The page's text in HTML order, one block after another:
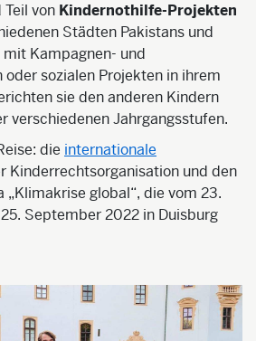
von Kindernothilfe-Projekten
Städten Pakistans und
mit Kampagnen- und
sozialen Projekten in ihrem
sie den anderen Kindern
verschiedenen Jahrgangsstufen.
die internationale
Kinderrechtsorganisation und den
„Klimakrise global“, die vom 23.
September 2022 in Duisburg